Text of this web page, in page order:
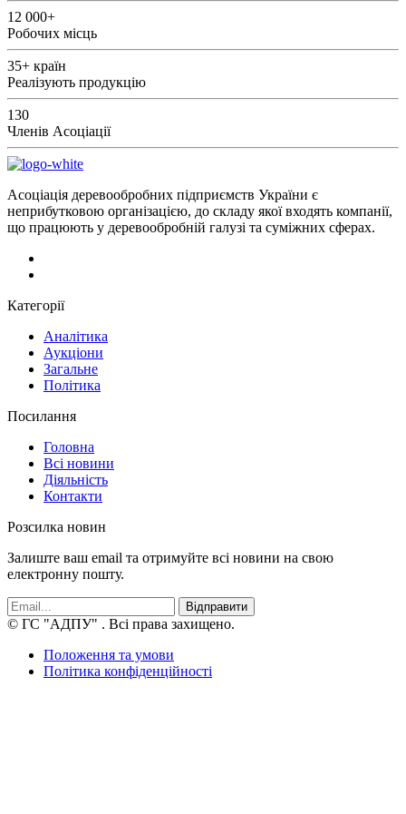
12 000+
Робочих місць
35+ країн
Реалізують продукцію
130
Членів Асоціації
Асоціація деревообробних підприємств України є
неприбутковою організацією, до складу якої входять компанії,
що працюють у деревообробній галузі та суміжних сферах.
Категорії
Аналітика
Аукціони
Загальне
Політика
Посилання
Головна
Всі новини
Діяльність
Контакти
Розсилка новин
Залиште ваш email та отримуйте всі новини на свою
електронну пошту.
Відправити
© ГС "АДПУ" . Всі права захищено.
Положення та умови
Політика конфіденційності